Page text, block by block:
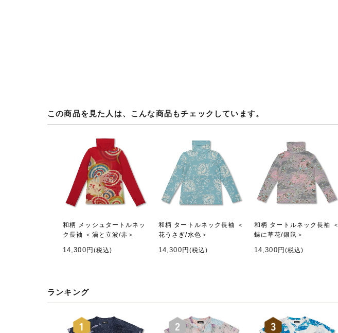
この商品を見た人は、こんな商品もチェックしています。
和柄 メッシュタートルネッ
ク長袖 ＜渦と立波/赤＞
14,300円 (税込)
和柄 タートルネック長袖 ＜
花うさぎ/水色＞
14,300円 (税込)
和柄 タートルネック長袖 ＜
蝶に草花/銀鼠＞
14,300円 (税込)
ランキング